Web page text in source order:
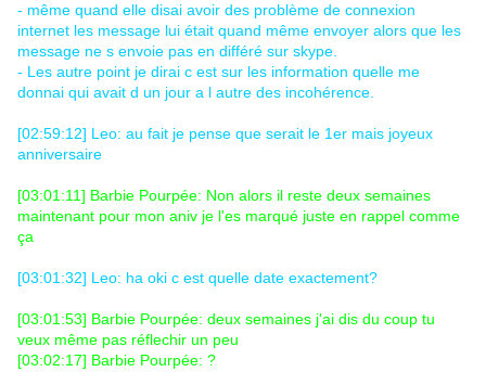
- même quand elle disai avoir des problème de connexion
internet les message lui était quand même envoyer alors que les
message ne s envoie pas en différé sur skype.
- Les autre point je dirai c est sur les information quelle me
donnai qui avait d un jour a l autre des incohérence.
[02:59:12] Leo: au fait je pense que serait le 1er mais joyeux
anniversaire
[03:01:11] Barbie Pourpée: Non alors il reste deux semaines
maintenant pour mon aniv je l'es marqué juste en rappel comme
ça
[03:01:32] Leo: ha oki c est quelle date exactement?
[03:01:53] Barbie Pourpée: deux semaines j'ai dis du coup tu
veux même pas réflechir un peu
[03:02:17] Barbie Pourpée: ?